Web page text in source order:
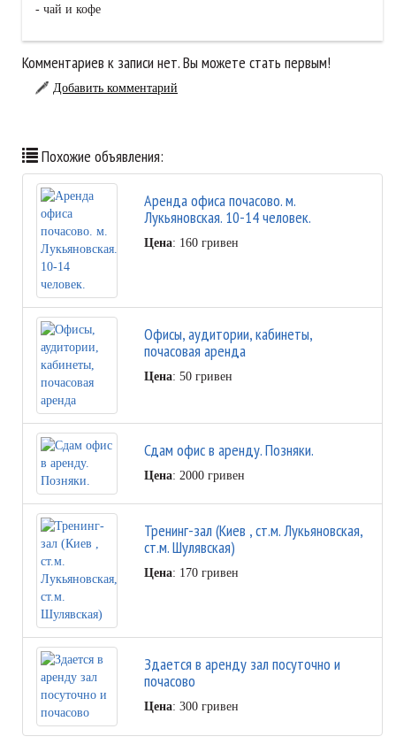
- чай и кофе
Комментариев к записи нет. Вы можете стать первым!
Добавить комментарий
Похожие объявления:
Аренда офиса почасово. м.
Лукьяновская. 10-14 человек.
Цена: 160 гривен
Офисы, аудитории, кабинеты,
почасовая аренда
Цена: 50 гривен
Сдам офис в аренду. Позняки.
Цена: 2000 гривен
Тренинг-зал (Киев , ст.м. Лукьяновская,
ст.м. Шулявская)
Цена: 170 гривен
Здается в аренду зал посуточно и
почасово
Цена: 300 гривен